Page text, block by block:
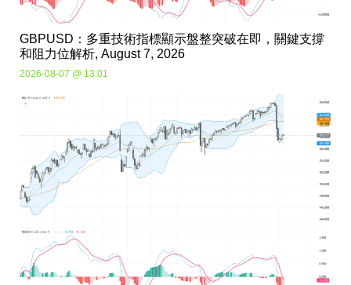
GBPUSD：多重技術指標顯示盤整突破在即，關鍵支撐
和阻力位解析, August 7, 2026
2026-08-07 @ 13:01